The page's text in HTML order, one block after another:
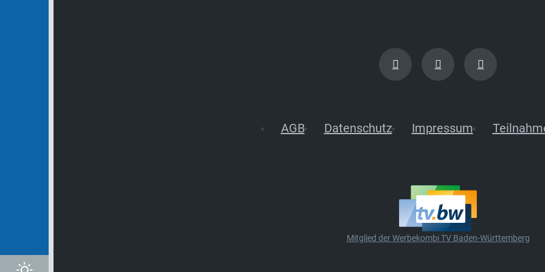
AGB Datenschutz Impressum
Mitglied der Werbekombi TV Baden-Württemberg